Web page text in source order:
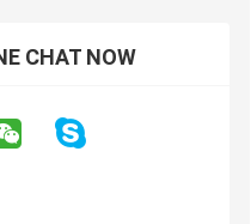
CHAT NOW